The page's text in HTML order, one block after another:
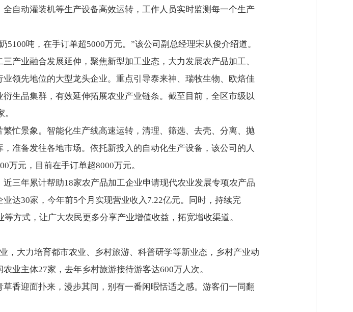
自动灌装机等生产设备高效运转，工作人员实时监测每一个生产
吨，在手订单超5000万元。”该公司副总经理宋从俊介绍道。
产业融合发展延伸，聚焦新型加工业态，大力发展农产品加工、
领先地位的大型龙头企业。重点引导泰来神、瑞牧生物、欧焙佳
生品集群，有效延伸拓展农业产业链条。截至目前，全区市级以
忙景象。智能化生产线高速运转，清理、筛选、去壳、分离、抛
准备发往各地市场。依托新投入的自动化生产设备，该公司的人
万元，目前在手订单超8000万元。
三年累计帮助18家农产品加工企业申请现代农业发展专项农产品
达30家，今年前5个月实现营业收入7.22亿元。同时，持续完
方式，让广大农民更多分享产业增值收益，拓宽增收渠道。
，大力培育都市农业、乡村旅游、科普研学等新业态，乡村产业动
业主体27家，去年乡村旅游接待游客达600万人次。
香迎面扑来，漫步其间，别有一番闲暇恬适之感。游客们一同翻